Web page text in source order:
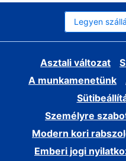
Legyen
Asztali változat
A munkamenetünk
Személyre
Modern kori
Emberi jogi